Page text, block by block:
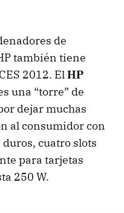
de
también tiene
CES 2012. ElHP
una “torre” de
dejar muchas
al consumidor con
cuatro slots
para tarjetas
250 W.